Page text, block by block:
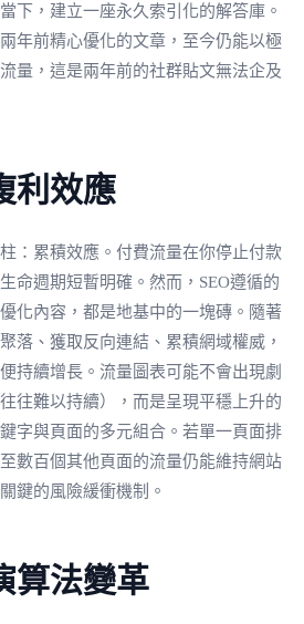
下，建立一座永久索引化的解答庫。
年前精心優化的文章，至今仍能以極
量，這是兩年前的社群貼文無法企及
利效應
：累積效應。付費流量在你停止付款
命週期短暫明確。然而，SEO遵循的
化內容，都是地基中的一塊磚。隨著
落、獲取反向連結、累積網域權威，
持續增長。流量圖表可能不會出現劇
往難以持續），而是呈現平穩上升的
字與頁面的多元組合。若單一頁面排
數百個其他頁面的流量仍能維持網站
鍵的風險緩衝機制。
算法變革